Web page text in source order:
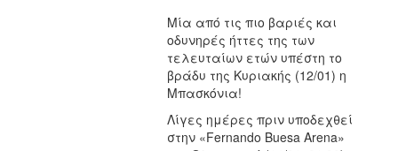
Μία από τις πιο βαριές και
οδυνηρές ήττες της των
τελευταίων ετών υπέστη το
βράδυ της Κυριακής (12/01) η
Μπασκόνια!
Λίγες ημέρες πριν υποδεχθεί
στην «Fernando Buesa Arena»